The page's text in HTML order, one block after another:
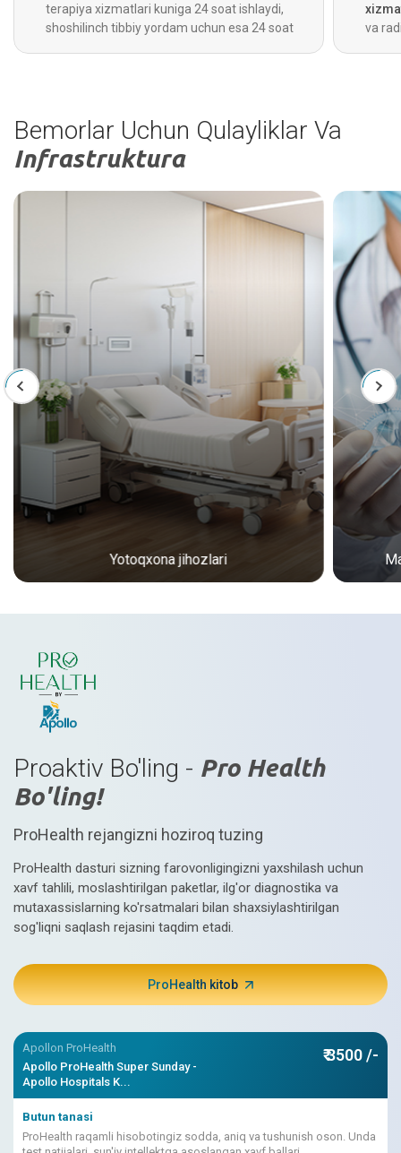
terapiya xizmatlari kuniga 24 soat ishlaydi,
shoshilinch tibbiy yordam uchun esa 24 soat
va
Bemorlar Uchun Qulayliklar Va
Infrastruktura
Yotoqxona jihozlari
Proaktiv Bo'ling - Pro Health
Bo'ling!
ProHealth rejangizni hoziroq tuzing
ProHealth dasturi sizning farovonligingizni yaxshilash uchun
xavf tahlili, moslashtirilgan paketlar, ilg'or diagnostika va
mutaxassislarning ko'rsatmalari bilan shaxsiylashtirilgan
sog'liqni saqlash rejasini taqdim etadi.
ProHealth kitob
Apollon ProHealth
Apollo ProHealth Super Sunday -
Apollo Hospitals K...
₹ 3500 /-
Butun tanasi
ProHealth raqamli hisobotingiz sodda, aniq va tushunish oson. Unda